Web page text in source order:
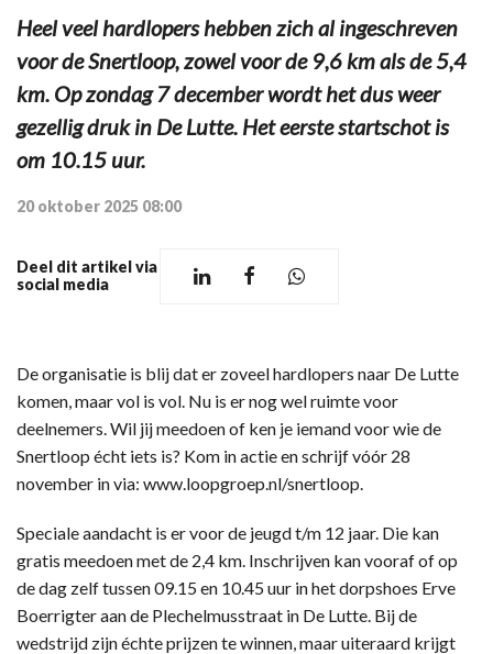
Heel veel hardlopers hebben zich al ingeschreven
voor de Snertloop, zowel voor de 9,6 km als de 5,4
km. Op zondag 7 december wordt het dus weer
gezellig druk in De Lutte. Het eerste startschot is
om 10.15 uur.
20 oktober 2025 08:00
Deel dit artikel via
social media
De organisatie is blij dat er zoveel hardlopers naar De Lutte
komen, maar vol is vol. Nu is er nog wel ruimte voor
deelnemers. Wil jij meedoen of ken je iemand voor wie de
Snertloop écht iets is? Kom in actie en schrijf vóór 28
november in via: www.loopgroep.nl/snertloop.
Speciale aandacht is er voor de jeugd t/m 12 jaar. Die kan
gratis meedoen met de 2,4 km. Inschrijven kan vooraf of op
de dag zelf tussen 09.15 en 10.45 uur in het dorpshoes Erve
Boerrigter aan de Plechelmusstraat in De Lutte. Bij de
wedstrijd zijn échte prijzen te winnen, maar uiteraard krijgt